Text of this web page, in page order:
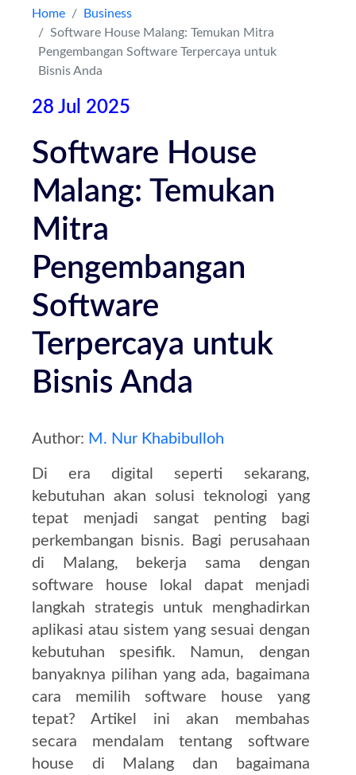
Home
Business
Software House Malang: Temukan Mitra
Pengembangan Software Terpercaya untuk
Bisnis Anda
28 Jul 2025
Software House
Malang: Temukan
Mitra
Pengembangan
Software
Terpercaya untuk
Bisnis Anda
Author: M. Nur Khabibulloh
Di era digital seperti sekarang,
kebutuhan akan solusi teknologi yang
tepat menjadi sangat penting bagi
perkembangan bisnis.
Bagi perusahaan
di Malang, bekerja sama dengan
software house lokal dapat menjadi
langkah strategis untuk menghadirkan
aplikasi atau sistem yang sesuai dengan
kebutuhan spesifik.
Namun, dengan
banyaknya pilihan yang ada, bagaimana
cara memilih software house yang
tepat? Artikel ini akan membahas
secara mendalam tentang software
house di Malang dan bagaimana
Kontak